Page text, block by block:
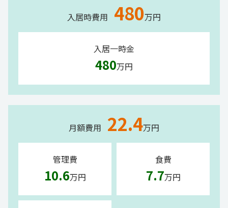
入居時費用 480万円
入居一時金
480万円
月額費用 22.4万円
管理費
10.6万円
食費
7.7万円